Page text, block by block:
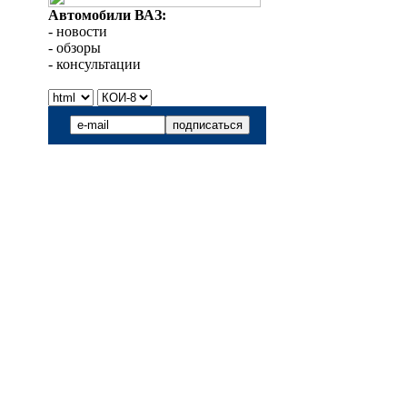
Автомобили ВАЗ:
- новости
- обзоры
- консультации